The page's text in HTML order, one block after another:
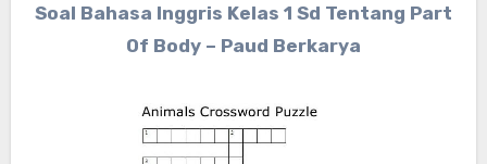
Soal Bahasa Inggris Kelas 1 Sd Tentang Part
Of Body – Paud Berkarya